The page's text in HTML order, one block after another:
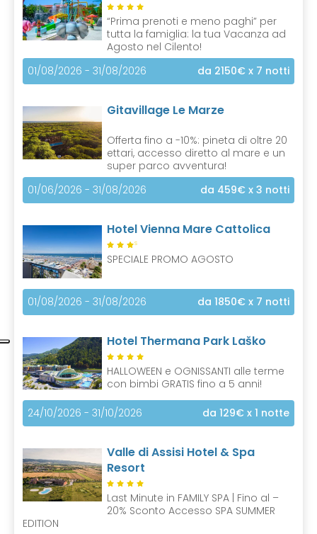
“Prima prenoti e meno paghi” per
tutta la famiglia: la tua Vacanza ad
Agosto nel Cilento!
01/08/2026 - 31/08/2026
da 2150€ x 7 notti
Gitavillage Le Marze
Offerta fino a -10%: pineta di oltre 20
ettari, accesso diretto al mare e un
super parco avventura!
01/06/2026 - 31/08/2026
da 459€ x 3 notti
Hotel Vienna Mare Cattolica
S
SPECIALE PROMO AGOSTO
01/08/2026 - 31/08/2026 da 1850€ x 7 notti
Hotel Thermana Park Laško
HALLOWEEN e OGNISSANTI alle terme
con bimbi GRATIS fino a 5 anni!
24/10/2026 - 31/10/2026 da 129€ x 1 notte
Valle di Assisi Hotel & Spa
Resort
Last Minute in FAMILY SPA | Fino al –
20% Sconto Accesso SPA SUMMER
EDITION